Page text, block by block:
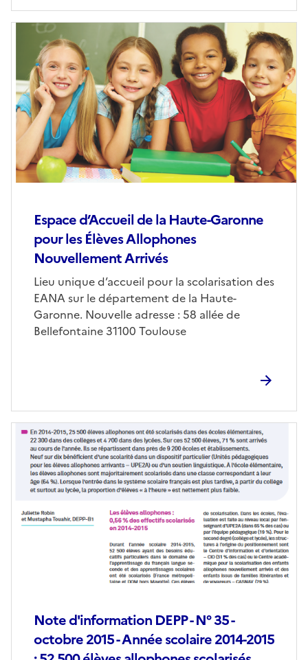
Espace d’Accueil de la Haute-Garonne
pour les Élèves Allophones
Nouvellement Arrivés
Lieu unique d’accueil pour la scolarisation des
EANA sur le département de la Haute-
Garonne. Nouvelle adresse : 58 allée de
Bellefontaine 31100 Toulouse
Note d'information DEPP - N° 35 -
octobre 2015 - Année scolaire 2014-2015